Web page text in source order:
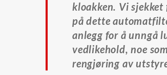
Oljeprøver
Annet
kloakken. Vi
på dette
anlegg for å unngå
vedlikehold, noe
rengjøring av